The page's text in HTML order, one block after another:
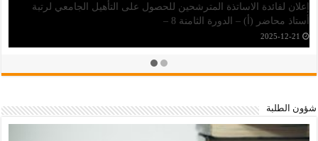
2026-04-30
شؤون الطلبة